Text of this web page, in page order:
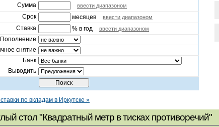
Сумма
ввести диапазоном
Срок месяцев ввести диапазоном
Ставка % в год ввести диапазоном
Пополнение
снятие
Банк
Выводить
по вкладам в Иркутске »
стол "Квадратный метр в тисках противоречий"